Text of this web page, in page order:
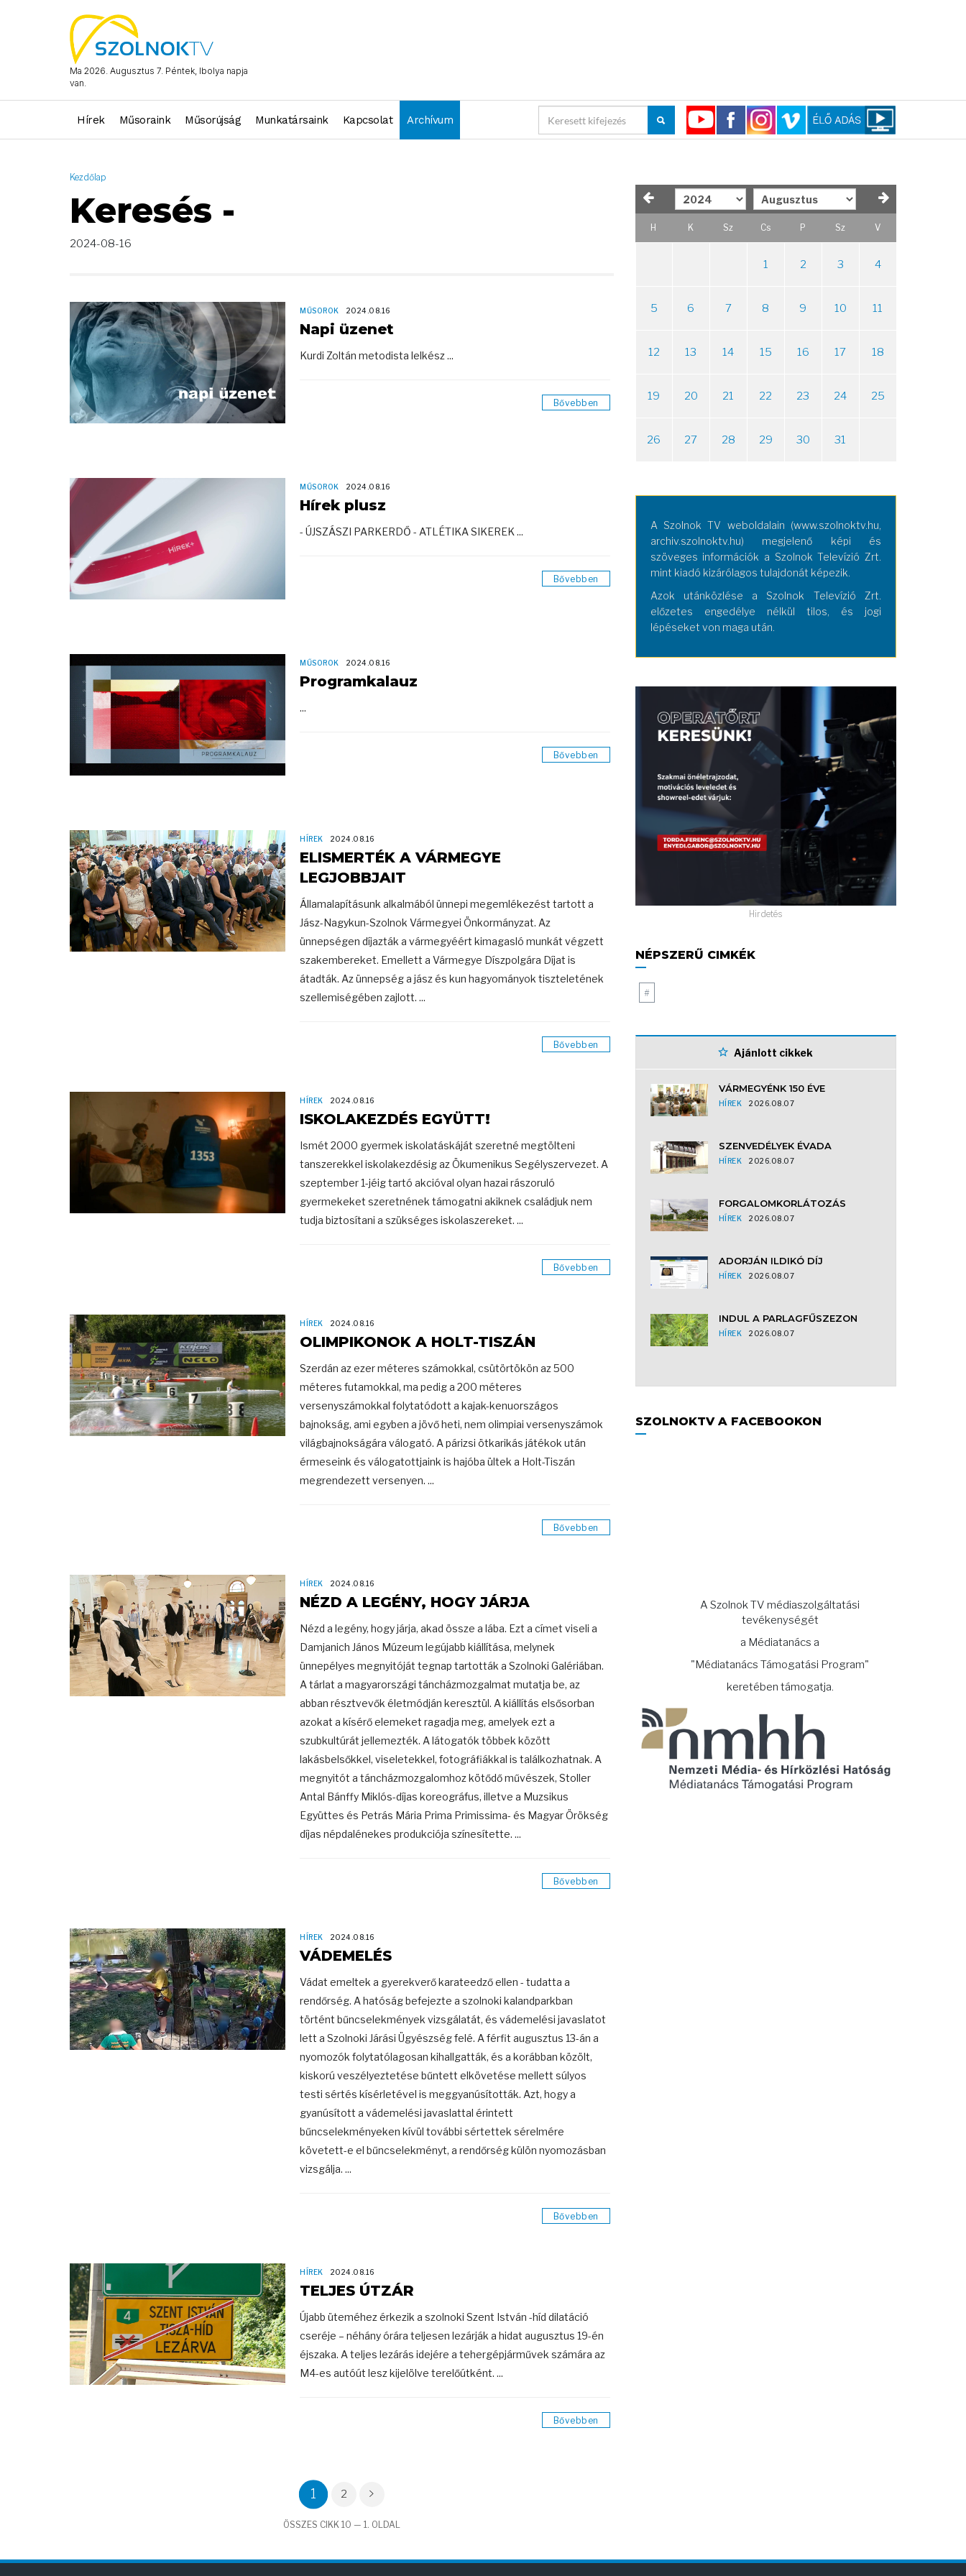
Ma 2026. Augusztus 7. Péntek, Ibolya napja
van.
Hírek Műsoraink Műsorújság Munkatársaink Kapcsolat Archívum
Kezdőlap
Keresés -
2024-08-16
MŰSOROK 2024.08.16
Napi üzenet
Kurdi Zoltán metodista lelkész ...
Bővebben
MŰSOROK 2024.08.16
Hírek plusz
- ÚJSZÁSZI PARKERDŐ - ATLÉTIKA SIKEREK ...
Bővebben
MŰSOROK 2024.08.16
Programkalauz
...
Bővebben
HÍREK 2024.08.16
ELISMERTÉK A VÁRMEGYE
LEGJOBBJAIT
Államalapításunk alkalmából ünnepi megemlékezést tartott a
Jász-Nagykun-Szolnok Vármegyei Önkormányzat. Az
ünnepségen díjazták a vármegyéért kimagasló munkát végzett
szakembereket. Emellett a Vármegye Díszpolgára Díjat is
átadták. Az ünnepség a jász és kun hagyományok tiszteletének
szellemiségében zajlott. ...
Bővebben
HÍREK 2024.08.16
ISKOLAKEZDÉS EGYÜTT!
Ismét 2000 gyermek iskolatáskáját szeretné megtölteni
tanszerekkel iskolakezdésig az Ökumenikus Segélyszervezet. A
szeptember 1-jéig tartó akcióval olyan hazai rászoruló
gyermekeket szeretnének támogatni akiknek családjuk nem
tudja biztosítani a szükséges iskolaszereket. ...
Bővebben
HÍREK 2024.08.16
OLIMPIKONOK A HOLT-TISZÁN
Szerdán az ezer méteres számokkal, csütörtökön az 500
méteres futamokkal, ma pedig a 200 méteres
versenyszámokkal folytatódott a kajak-kenuországos
bajnokság, ami egyben a jövő heti, nem olimpiai versenyszámok
világbajnokságára válogató. A párizsi ötkarikás játékok után
érmeseink és válogatottjaink is hajóba ültek a Holt-Tiszán
megrendezett versenyen. ...
Bővebben
HÍREK 2024.08.16
NÉZD A LEGÉNY, HOGY JÁRJA
Nézd a legény, hogy járja, akad össze a lába. Ezt a címet viseli a
Damjanich János Múzeum legújabb kiállítása, melynek
ünnepélyes megnyitóját tegnap tartották a Szolnoki Galériában.
A tárlat a magyarországi táncházmozgalmat mutatja be, az
abban résztvevők életmódján keresztül. A kiállítás elsősorban
azokat a kísérő elemeket ragadja meg, amelyek ezt a
szubkultúrát jellemezték. A látogatók többek között
lakásbelsőkkel, viseletekkel, fotográfiákkal is találkozhatnak. A
megnyitót a táncházmozgalomhoz kötődő művészek, Stoller
Antal Bánffy Miklós-díjas koreográfus, illetve a Muzsikus
Együttes és Petrás Mária Prima Primissima- és Magyar Örökség
díjas népdalénekes produkciója színesítette. ...
Bővebben
HÍREK 2024.08.16
VÁDEMELÉS
Vádat emeltek a gyerekverő karateedző ellen - tudatta a
rendőrség. A hatóság befejezte a szolnoki kalandparkban
történt bűncselekmények vizsgálatát, és vádemelési javaslatot
lett a Szolnoki Járási Ügyészség felé. A férfit augusztus 13-án a
nyomozók folytatólagosan kihallgatták, és a korábban közölt,
kiskorú veszélyeztetése bűntett elkövetése mellett súlyos
testi sértés kísérletével is meggyanúsították. Azt, hogy a
gyanúsított a vádemelési javaslattal érintett
bűncselekményeken kívül további sértettek sérelmére
követett-e el bűncselekményt, a rendőrség külön nyomozásban
vizsgálja. ...
Bővebben
HÍREK 2024.08.16
TELJES ÚTZÁR
Újabb üteméhez érkezik a szolnoki Szent István -híd dilatáció
cseréje – néhány órára teljesen lezárják a hidat augusztus 19-én
éjszaka. A teljes lezárás idejére a tehergépjárművek számára az
M4-es autóút lesz kijelölve terelőútként. ...
Bővebben
1 2
ÖSSZES CIKK 10 — 1. OLDAL
H K Sz Cs P Sz V
1 2 3 4
5 6 7 8 9 10 11
12 13 14 15 16 17 18
19 20 21 22 23 24 25
26 27 28 29 30 31
A Szolnok TV weboldalain (www.szolnoktv.hu,
archiv.szolnoktv.hu) megjelenő képi és
szöveges információk a Szolnok Televízió Zrt.
mint kiadó kizárólagos tulajdonát képezik.
Azok utánközlése a Szolnok Televízió Zrt.
előzetes engedélye nélkül tilos, és jogi
lépéseket von maga után.
Hirdetés
NÉPSZERŰ CIMKÉK
#
Ajánlott cikkek
VÁRMEGYÉNK 150 ÉVE
HÍREK 2026.08.07
SZENVEDÉLYEK ÉVADA
HÍREK 2026.08.07
FORGALOMKORLÁTOZÁS
HÍREK 2026.08.07
ADORJÁN ILDIKÓ DÍJ
HÍREK 2026.08.07
INDUL A PARLAGFŰSZEZON
HÍREK 2026.08.07
SZOLNOKTV A FACEBOOKON
A Szolnok TV médiaszolgáltatási
tevékenységét
a Médiatanács a
"Médiatanács Támogatási Program"
keretében támogatja.